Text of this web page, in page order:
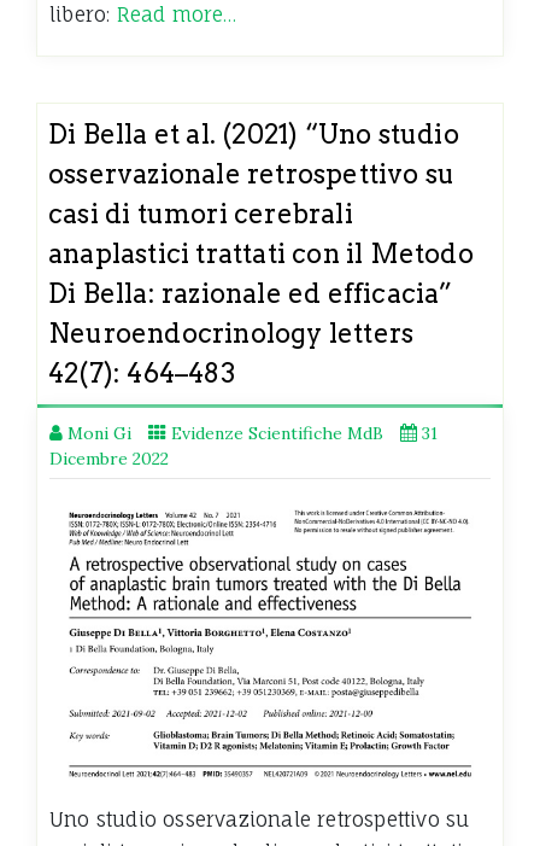
libero: Read more…
Di Bella et al. (2021) “Uno studio
osservazionale retrospettivo su
casi di tumori cerebrali
anaplastici trattati con il Metodo
Di Bella: razionale ed efficacia”
Neuroendocrinology letters
42(7): 464–483
Moni Gi Evidenze Scientifiche MdB
31
Dicembre 2022
Uno studio osservazionale retrospettivo su